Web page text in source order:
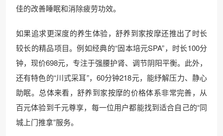
佳的改善睡眠和消除疲劳功效。
如果追求更深度的养生体验，舒养到家按摩还推出了时长
较长的精品项目。例如经典的“固本培元SPA”，时长100分
钟，现价698元，专注于强腰护肾、调节阴阳平衡。此外，
还有特色的“川式采耳”，60分钟218元，能纾解压力、静心
助眠。总体来看，舒养到家按摩的价格体系非常完善，从
百元体验到千元尊享，每一位用户都能找到适合自己的“同
城上门推拿”服务。